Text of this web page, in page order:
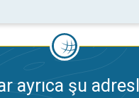
ayrıca şu